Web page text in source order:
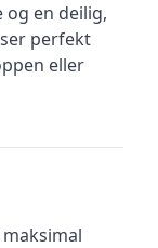
og en deilig,
perfekt
eller